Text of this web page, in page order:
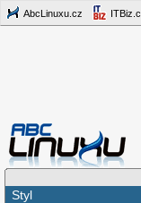
AbcLinuxu.cz
Styl